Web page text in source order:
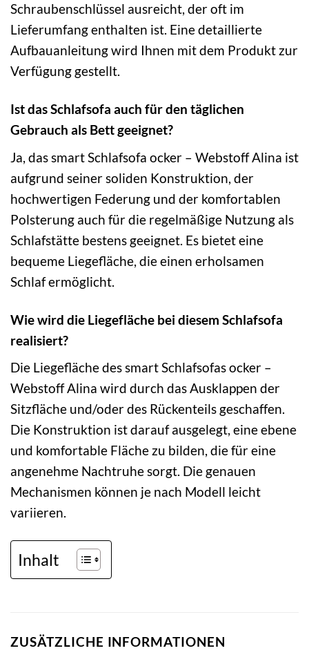
Schraubenschlüssel ausreicht, der oft im
Lieferumfang enthalten ist. Eine detaillierte
Aufbauanleitung wird Ihnen mit dem Produkt zur
Verfügung gestellt.
Ist das Schlafsofa auch für den täglichen
Gebrauch als Bett geeignet?
Ja, das smart Schlafsofa ocker – Webstoff Alina ist
aufgrund seiner soliden Konstruktion, der
hochwertigen Federung und der komfortablen
Polsterung auch für die regelmäßige Nutzung als
Schlafstätte bestens geeignet. Es bietet eine
bequeme Liegefläche, die einen erholsamen
Schlaf ermöglicht.
Wie wird die Liegefläche bei diesem Schlafsofa
realisiert?
Die Liegefläche des smart Schlafsofas ocker –
Webstoff Alina wird durch das Ausklappen der
Sitzfläche und/oder des Rückenteils geschaffen.
Die Konstruktion ist darauf ausgelegt, eine ebene
und komfortable Fläche zu bilden, die für eine
angenehme Nachtruhe sorgt. Die genauen
Mechanismen können je nach Modell leicht
variieren.
Inhalt
ZUSÄTZLICHE INFORMATIONEN